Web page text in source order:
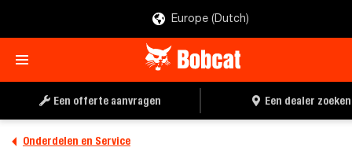
Europe (Dutch)
Een offerte aanvragen Een dealer zoeken
Onderdelen en Service